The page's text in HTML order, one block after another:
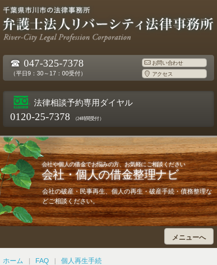
☎ 047-325-7378
（平日9：30～17：00受付）
お問い合わせ
アクセス
法律相談予約専用ダイヤル
0120-25-7378 （24時間受付）
会社や個人の借金でお悩みの方、お気軽にご相談ください
会社・個人の借金整理ナビ
会社の破産・民事再生、個人の再生・破産手続・債務整理な
どご相談ください。
メニューへ
ホーム
ホーム FAQ
個人再生手続